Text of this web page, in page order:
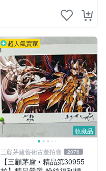
收藏品
超人氣賣家
三顧茅廬藝術古董拍賣 2076
【三顧茅廬 • 精品第30955